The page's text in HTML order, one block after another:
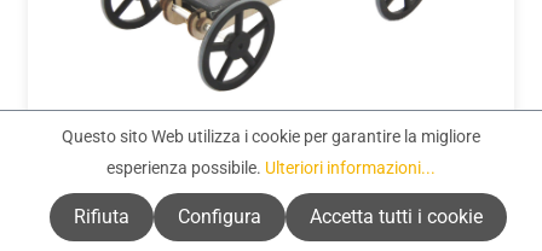
Codice prodotto: 120966
Veicolo solare (Easy-Line)
Questo sito Web utilizza i cookie per garantire la migliore
esperienza possibile. Ulteriori informazioni...
Rifiuta Configura Accetta tutti i cookie